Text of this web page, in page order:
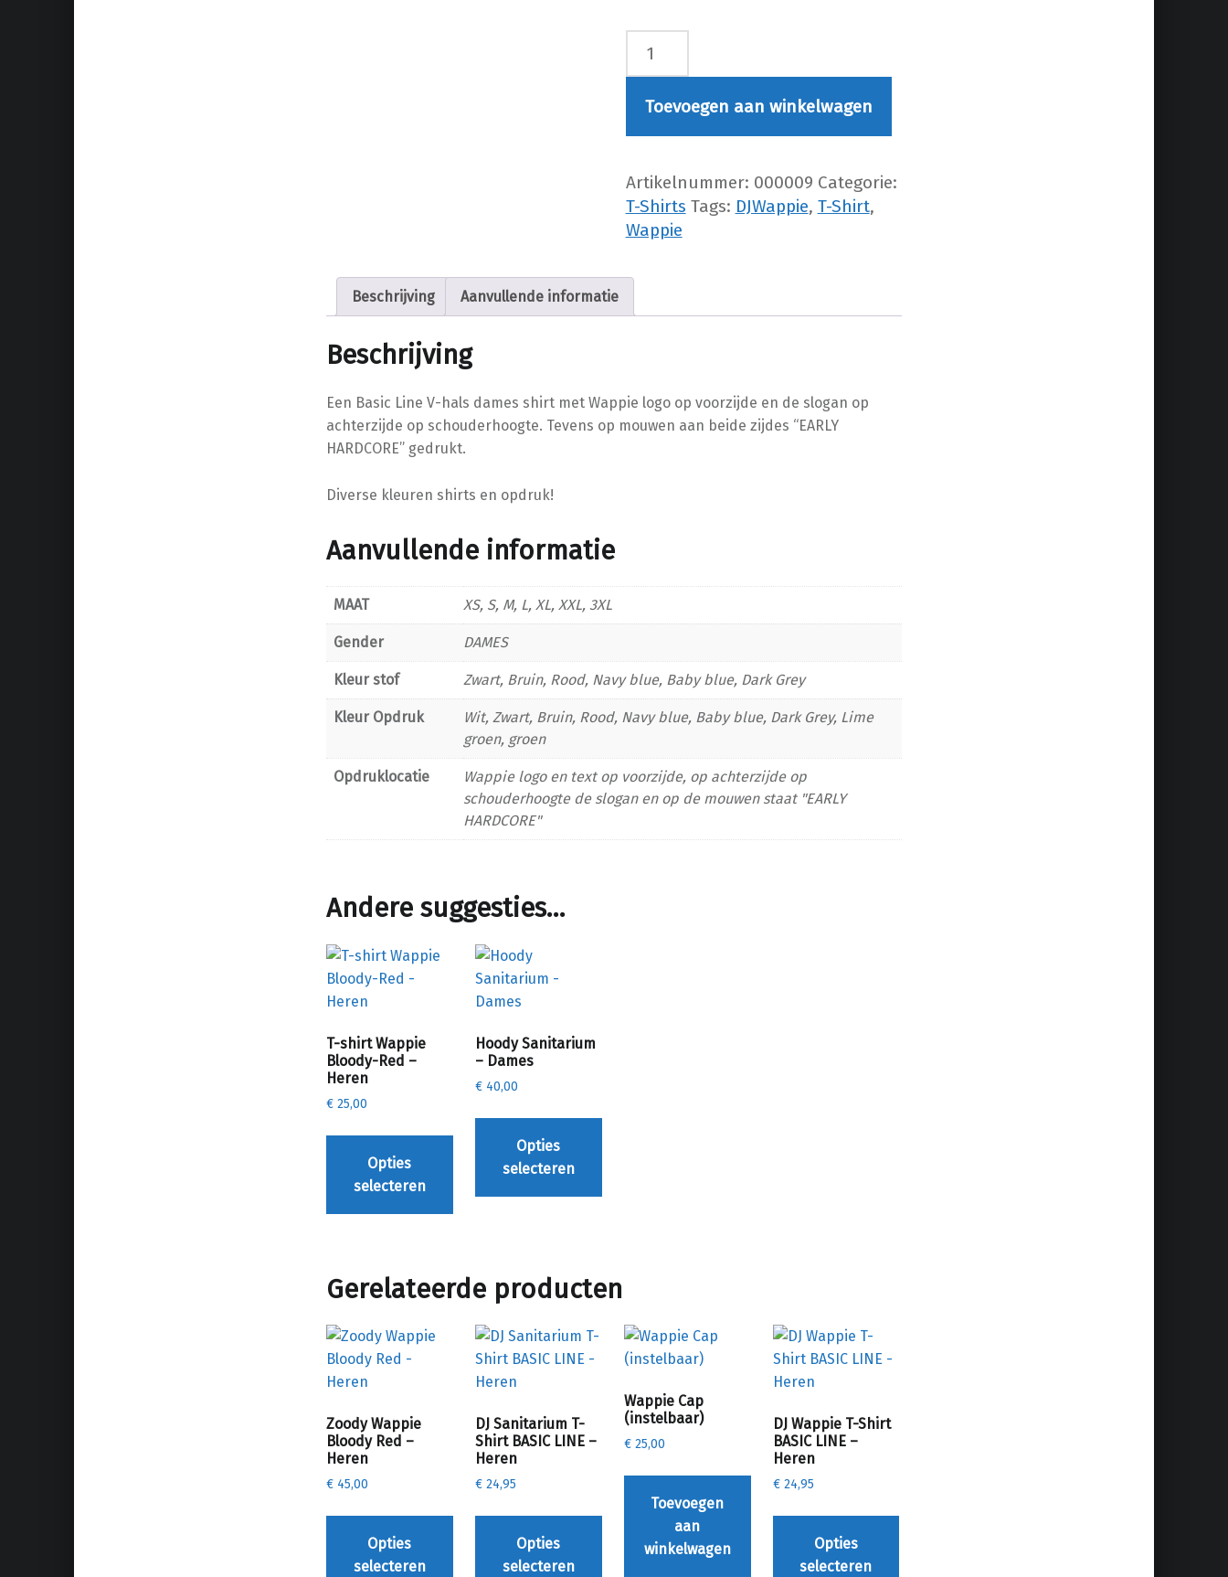
DJ Wappie V-Hals T-Shirt BASIC LINE - Dames aantal
Toevoegen aan winkelwagen
Artikelnummer: 000009 Categorie:
T-Shirts Tags: DJWappie, T-Shirt,
Wappie
Beschrijving Aanvullende informatie
Beschrijving
Een Basic Line V-hals dames shirt met Wappie logo op voorzijde en de slogan op
achterzijde op schouderhoogte. Tevens op mouwen aan beide zijdes “EARLY
HARDCORE” gedrukt.
Diverse kleuren shirts en opdruk!
Aanvullende informatie
MAAT XS, S, M, L, XL, XXL, 3XL
Gender DAMES
Kleur stof Zwart, Bruin, Rood, Navy blue, Baby blue, Dark Grey
Kleur Opdruk
Wit, Zwart, Bruin, Rood, Navy blue, Baby blue, Dark Grey, Lime
groen, groen
Opdruklocatie
Wappie logo en text op voorzijde, op achterzijde op
schouderhoogte de slogan en op de mouwen staat "EARLY
HARDCORE"
Andere suggesties…
T-shirt Wappie
Bloody-Red –
Heren
€25,00
Opties
selecteren
Hoody Sanitarium
– Dames
€40,00
Opties
selecteren
Gerelateerde producten
Zoody Wappie
Bloody Red –
Heren
€45,00
Opties
selecteren
Dit product heeft meerdere variaties. Deze optie kan gekozen worden op de productpagina
DJ Sanitarium T-
Shirt BASIC LINE –
Heren
€24,95
Opties
selecteren
Dit product heeft meerdere variaties. Deze optie kan gekozen worden op de productpagina
Wappie Cap
(instelbaar)
€25,00
Toevoegen
aan
winkelwagen
DJ Wappie T-Shirt
BASIC LINE –
Heren
€24,95
Opties
selecteren
Dit product heeft meerdere variaties. Deze optie kan gekozen worden op de productpagina